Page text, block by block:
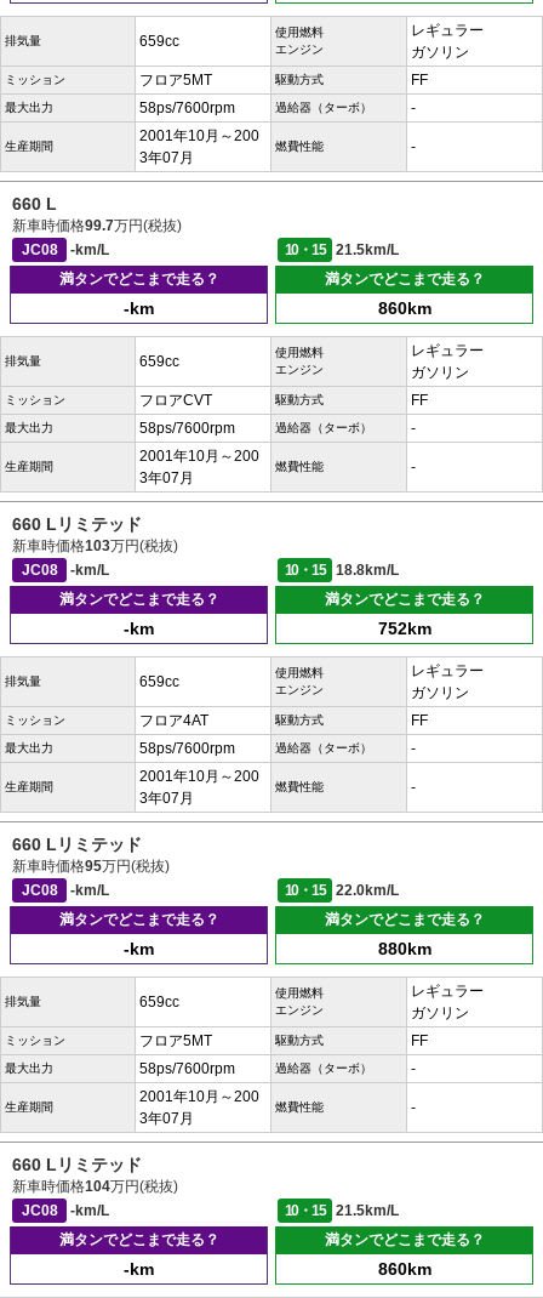
排気量 659cc
使用燃料
エンジン
レギュラー
ガソリン
ミッション フロア5MT 駆動方式 FF
最大出力 58ps/7600rpm 過給器（ターボ） -
生産期間
2001年10月～200
3年07月
燃費性能 -
660 L
新車時価格99.7万円(税抜)
JC08
-km/L 10・15
21.5km/L
満タンでどこまで走る？
-km
満タンでどこまで走る？
860km
排気量 659cc
使用燃料
エンジン
レギュラー
ガソリン
ミッション フロアCVT 駆動方式 FF
最大出力 58ps/7600rpm 過給器（ターボ） -
生産期間
2001年10月～200
3年07月
燃費性能 -
660 Lリミテッド
新車時価格103万円(税抜)
JC08
-km/L 10・15
18.8km/L
満タンでどこまで走る？
-km
満タンでどこまで走る？
752km
排気量 659cc
使用燃料
エンジン
レギュラー
ガソリン
ミッション フロア4AT 駆動方式 FF
最大出力 58ps/7600rpm 過給器（ターボ） -
生産期間
2001年10月～200
3年07月
燃費性能 -
660 Lリミテッド
新車時価格95万円(税抜)
JC08
-km/L 10・15
22.0km/L
満タンでどこまで走る？
-km
満タンでどこまで走る？
880km
排気量 659cc
使用燃料
エンジン
レギュラー
ガソリン
ミッション フロア5MT 駆動方式 FF
最大出力 58ps/7600rpm 過給器（ターボ） -
生産期間
2001年10月～200
3年07月
燃費性能 -
660 Lリミテッド
新車時価格104万円(税抜)
JC08
-km/L 10・15
21.5km/L
満タンでどこまで走る？
-km
満タンでどこまで走る？
860km